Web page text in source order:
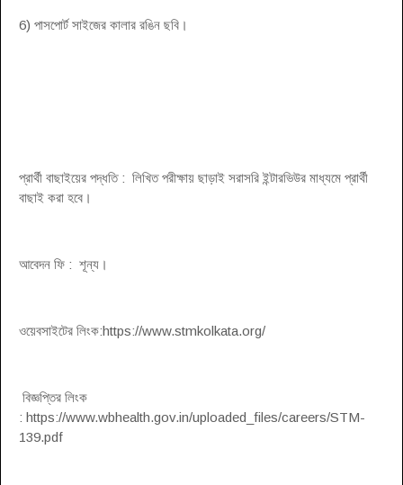
6) পাসপোর্ট সাইজের কালার রঙিন ছবি।
প্রার্থী বাছাইয়ের পদ্ধতি : লিখিত পরীক্ষায় ছাড়াই সরাসরি ইন্টারভিউর মাধ্যমে প্রার্থী
বাছাই করা হবে।
আবেদন ফি : শূন্য।
ওয়েবসাইটের লিংক:https://www.stmkolkata.org/
বিজ্ঞপ্তির লিংক
: https://www.wbhealth.gov.in/uploaded_files/careers/STM-
139.pdf